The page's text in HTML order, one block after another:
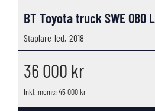
BT Toyota truck SWE 080 L
Staplare-led, 2018
36 000 kr
Inkl. moms: 45 000 kr